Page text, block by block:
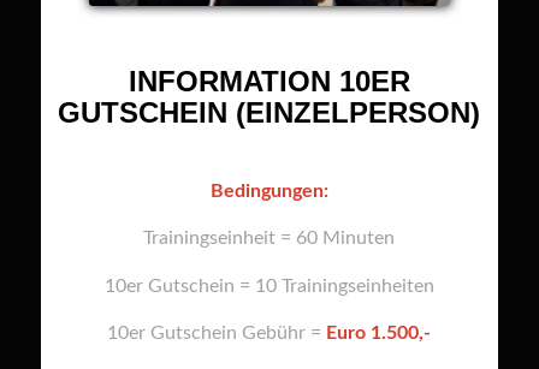
INFORMATION 10ER
GUTSCHEIN (EINZELPERSON)
Bedingungen:
Trainingseinheit = 60 Minuten
10er Gutschein = 10 Trainingseinheiten
10er Gutschein Gebühr = Euro 1.500,-